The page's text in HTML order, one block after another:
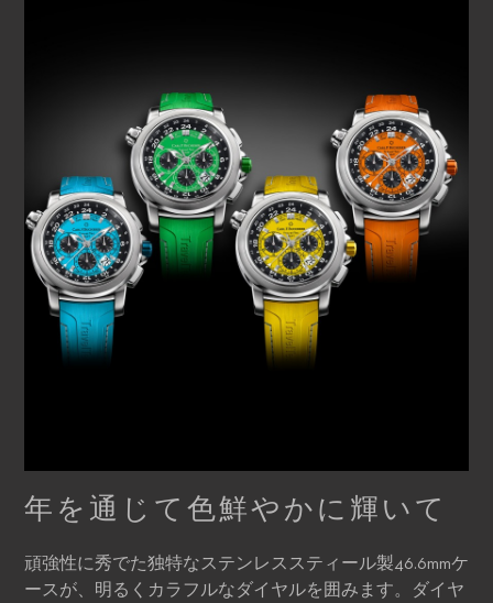
年を通じて色鮮やかに輝いて
頑強性に秀でた独特なステンレススティール製46.6mmケ
ースが、明るくカラフルなダイヤルを囲みます。ダイヤ